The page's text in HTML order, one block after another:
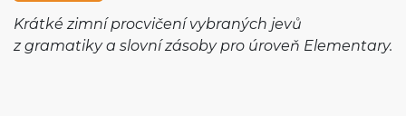
Krátké zimní procvičení vybraných jevů
z gramatiky a slovní zásoby pro úroveň Elementary.